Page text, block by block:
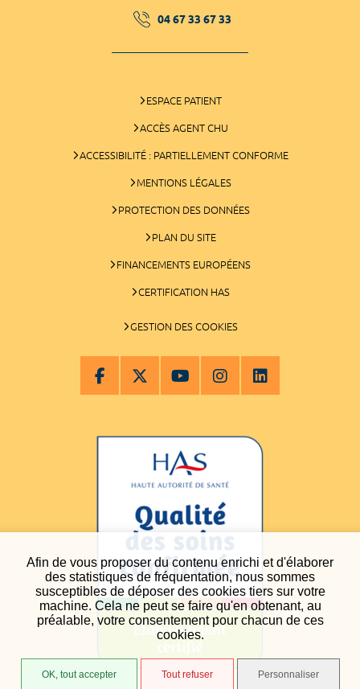
Afin de vous proposer du contenu enrichi et d'élaborer
des statistiques de fréquentation, nous sommes
susceptibles de déposer des cookies tiers sur votre
machine. Cela ne peut se faire qu'en obtenant, au
préalable, votre consentement pour chacun de ces
cookies.
OK, tout accepter Tout refuser Personnaliser
04 67 33 67 33
ESPACE PATIENT
ACCÈS AGENT CHU
ACCESSIBILITÉ : PARTIELLEMENT CONFORME
MENTIONS LÉGALES
PROTECTION DES DONNÉES
PLAN DU SITE
FINANCEMENTS EUROPÉENS
CERTIFICATION HAS
GESTION DES COOKIES